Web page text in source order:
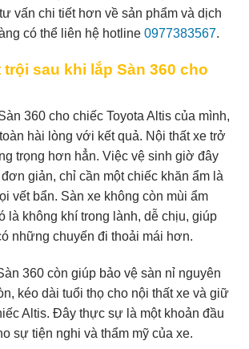
vấn chi tiết hơn về sản phẩm và dịch
có thể liên hệ hotline 0977383567.
sau khi lắp Sàn 360 cho
360 cho chiếc Toyota Altis của mình,
hài lòng với kết quả. Nội thất xe trở
trọng hơn hẳn. Việc vệ sinh giờ đây
giản, chỉ cần một chiếc khăn ẩm là
vết bẩn. Sàn xe không còn mùi ẩm
là không khí trong lành, dễ chịu, giúp
những chuyến đi thoải mái hơn.
360 còn giúp bảo vệ sàn nỉ nguyên
kéo dài tuổi thọ cho nội thất xe và giữ
Altis. Đây thực sự là một khoản đầu
sự tiện nghi và thẩm mỹ của xe.